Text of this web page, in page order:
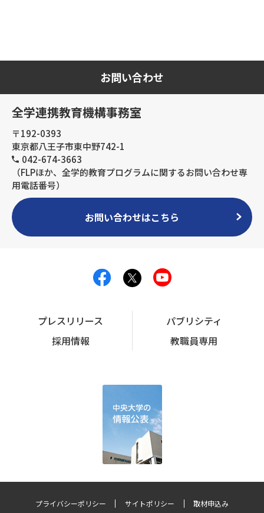
お問い合わせ
全学連携教育機構事務室
〒192-0393
東京都八王子市東中野742-1
042-674-3663
（FLPほか、全学的教育プログラムに関するお問い合わせ専
用電話番号）
お問い合わせはこちら
プレスリリース
パブリシティ
採用情報
教職員専用
プライバシーポリシー サイトポリシー 取材申込み